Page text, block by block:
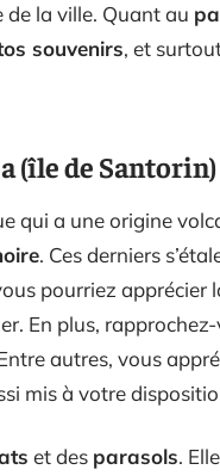
de la ville. Quant au
souvenirs, et
(île de Santorin)
qui a une origine
. Ces derniers
pourriez apprécier
En plus,
autres, vous
mis à votre
et des parasols.